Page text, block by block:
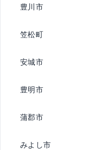
豊川市
笠松町
安城市
豊明市
蒲郡市
みよし市